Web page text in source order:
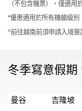
（不包含機票），僅適用
*優惠適用於所有機艙級別
^前往越南前須申請入境簽
冬季寫意假期
曼谷 吉隆坡